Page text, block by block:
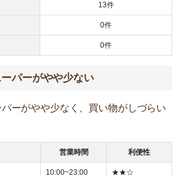
13件
0件
0件
パーがやや少ない
ーがやや少なく、買い物がしづらい
営業時間 利便性
10:00~23:00 ★★☆